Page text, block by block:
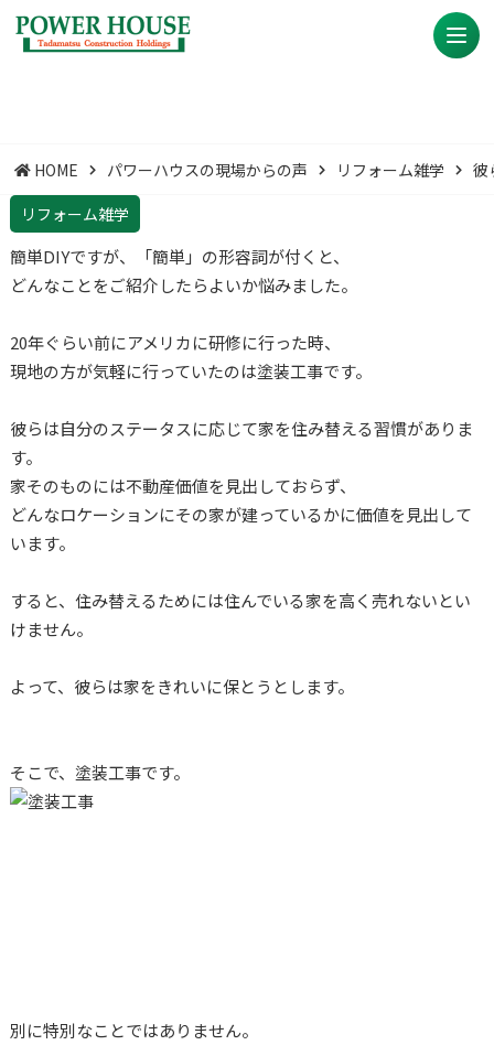
HOME パワーハウスの現場からの声 リフォーム雑学 彼
リフォーム雑学
簡単DIYですが、「簡単」の形容詞が付くと、
どんなことをご紹介したらよいか悩みました。
20年ぐらい前にアメリカに研修に行った時、
現地の方が気軽に行っていたのは塗装工事です。
彼らは自分のステータスに応じて家を住み替える習慣がありま
す。
家そのものには不動産価値を見出しておらず、
どんなロケーションにその家が建っているかに価値を見出して
います。
すると、住み替えるためには住んでいる家を高く売れないとい
けません。
よって、彼らは家をきれいに保とうとします。
そこで、塗装工事です。
別に特別なことではありません。